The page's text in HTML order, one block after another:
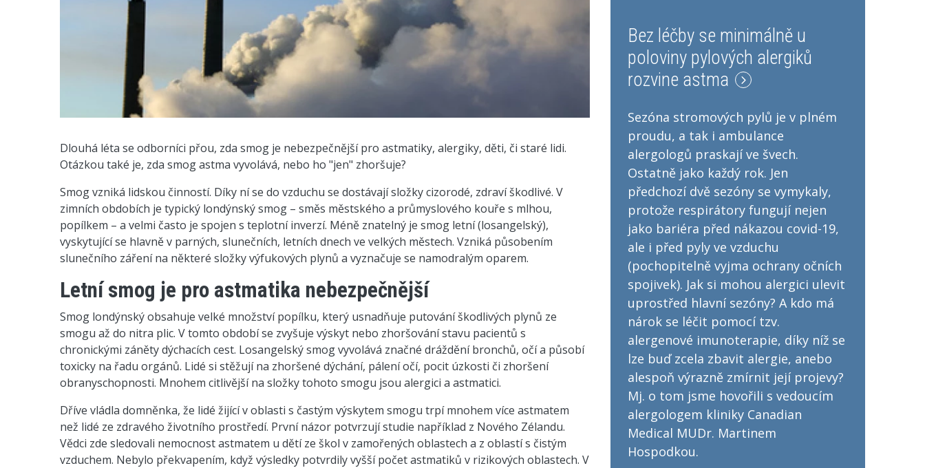
Dlouhá léta se odborníci přou, zda smog je nebezpečnější pro astmatiky, alergiky, děti, či staré lidi.
Otázkou také je, zda smog astma vyvolává, nebo ho "jen" zhoršuje?
Smog vzniká lidskou činností. Díky ní se do vzduchu se dostávají složky cizorodé, zdraví škodlivé. V
zimních obdobích je typický londýnský smog – směs městského a průmyslového kouře s mlhou,
popílkem – a velmi často je spojen s teplotní inverzí. Méně znatelný je smog letní (losangelský),
vyskytující se hlavně v parných, slunečních, letních dnech ve velkých městech. Vzniká působením
slunečního záření na některé složky výfukových plynů a vyznačuje se namodralým oparem.
Letní smog je pro astmatika nebezpečnější
Smog londýnský obsahuje velké množství popílku, který usnadňuje putování škodlivých plynů ze
smogu až do nitra plic. V tomto období se zvyšuje výskyt nebo zhoršování stavu pacientů s
chronickými záněty dýchacích cest. Losangelský smog vyvolává značné dráždění bronchů, očí a působí
toxicky na řadu orgánů. Lidé si stěžují na zhoršené dýchání, pálení očí, pocit úzkosti či zhoršení
obranyschopnosti. Mnohem citlivější na složky tohoto smogu jsou alergici a astmatici.
Dříve vládla domněnka, že lidé žijící v oblasti s častým výskytem smogu trpí mnohem více astmatem
než lidé ze zdravého životního prostředí. První názor potvrzují studie například z Nového Zélandu.
Vědci zde sledovali nemocnost astmatem u dětí ze škol v zamořených oblastech a z oblastí s čistým
vzduchem. Nebylo překvapením, když výsledky potvrdily vyšší počet astmatiků v rizikových oblastech. V
Bez léčby se minimálně u
poloviny pylových alergiků
rozvine astma
Sezóna stromových pylů je v plném
proudu, a tak i ambulance
alergologů praskají ve švech.
Ostatně jako každý rok. Jen
předchozí dvě sezóny se vymykaly,
protože respirátory fungují nejen
jako bariéra před nákazou covid-19,
ale i před pyly ve vzduchu
(pochopitelně vyjma ochrany očních
spojivek). Jak si mohou alergici ulevit
uprostřed hlavní sezóny? A kdo má
nárok se léčit pomocí tzv.
alergenové imunoterapie, díky níž se
lze buď zcela zbavit alergie, anebo
alespoň výrazně zmírnit její projevy?
Mj. o tom jsme hovořili s vedoucím
alergologem kliniky Canadian
Medical MUDr. Martinem
Hospodkou.